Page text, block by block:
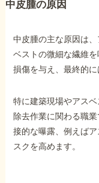
で受
他社と何が違う
当事務所に
依頼するメリッ
中皮腫の原因
中皮腫の主な原因は
ベストの微細な繊維
損傷を与え、最終的に
特に建築現場やアス
除去作業に関わる職
接的な曝露、例えば
スクを高めます。